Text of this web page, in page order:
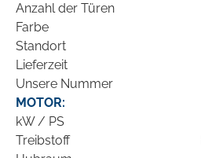
Anzahl der Türen
Farbe
Standort
Lieferzeit
Unsere Nummer
MOTOR:
kW / PS
Treibstoff